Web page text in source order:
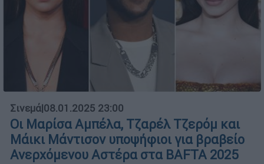
Σινεμά|08.01.2025 23:00
Οι Μαρίσα Αμπέλα, Τζαρέλ Τζερόμ και
Μάικι Μάντισον υποψήφιοι για βραβείο
Ανερχόμενου Αστέρα στα BAFTA 2025